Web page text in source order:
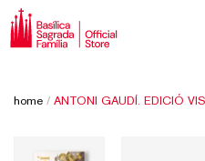
home / ANTONI GAUDÍ. EDICIÓ